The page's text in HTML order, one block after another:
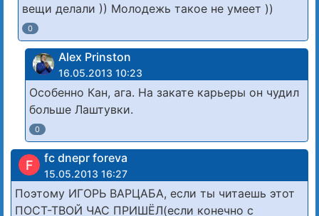
вещи делали )) Молодежь такое не умеет ))
0
Alex Prinston
16.05.2013 10:23
Особенно Кан, ага. На закате карьеры он чудил
больше Лаштувки.
0
F fc dnepr foreva
15.05.2013 16:27
Поэтому ИГОРЬ ВАРЦАБА, если ты читаешь этот
ПОСТ-ТВОЙ ЧАС ПРИШЁЛ(если конечно с